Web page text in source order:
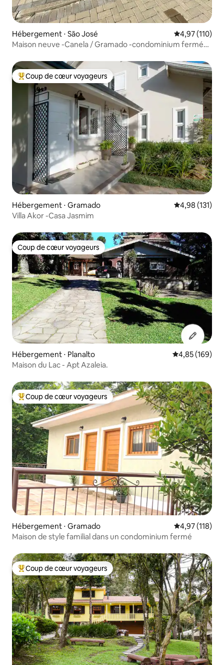
Hébergement ⋅ São José Évaluation
4,97 (110)
Maison neuve -Canela / Gramado -condominium fermé
Coups de cœur voyageurs les plus appréciés
Coup de cœur voyageurs
Hébergement ⋅ Gramado Évaluation
4,98 (131)
Villa Akor -Casa Jasmim
Coup de cœur voyageurs
Coup de cœur voyageurs
Hébergement ⋅ Planalto Évaluation
4,85 (169)
Maison du Lac - Apt Azaleia.
Coups de cœur voyageurs les plus appréciés
Coup de cœur voyageurs
Hébergement ⋅ Gramado Évaluation
4,97 (118)
Maison de style familial dans un condominium fermé
Coups de cœur voyageurs les plus appréciés
Coup de cœur voyageurs